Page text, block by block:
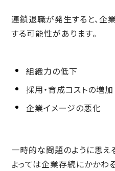
連鎖退職が発生すると、企
する可能性があります。
組織力の低下
採用・育成コストの増加
企業イメージの悪化
一時的な問題のように思え
よっては企業存続にかかわ